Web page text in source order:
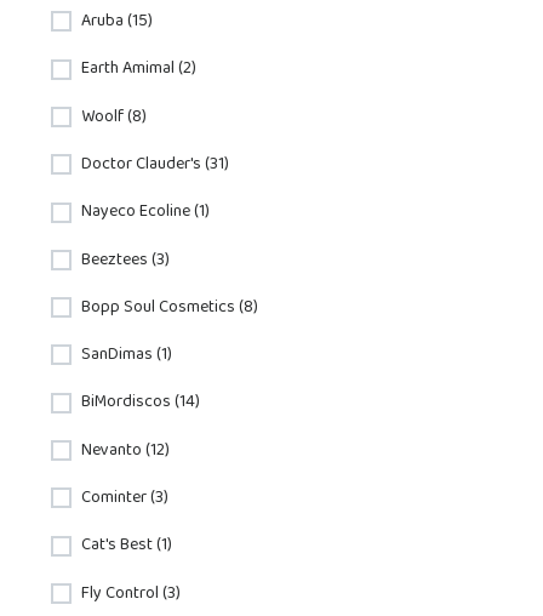
Aruba (15)
Earth Amimal (2)
Woolf (8)
Doctor Clauder's (31)
Nayeco Ecoline (1)
Beeztees (3)
Bopp Soul Cosmetics (8)
SanDimas (1)
BiMordiscos (14)
Nevanto (12)
Cominter (3)
Cat's Best (1)
Fly Control (3)